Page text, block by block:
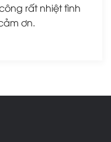
rất nhiệt tình
ơn.